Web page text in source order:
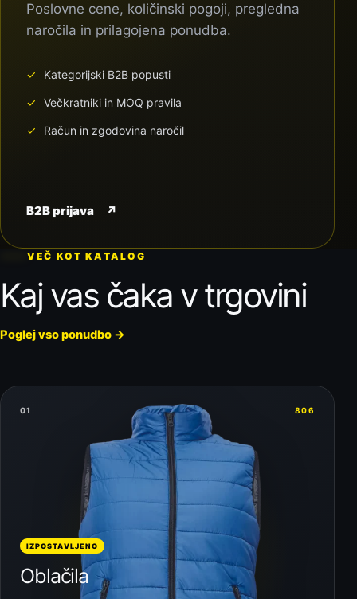
Poslovne cene, količinski pogoji, pregledna
naročila in prilagojena ponudba.
Kategorijski B2B popusti
Večkratniki in MOQ pravila
Račun in zgodovina naročil
B2B prijava ↗
VEČ KOT KATALOG
Kaj vas čaka v trgovini
Poglej vso ponudbo →
01 806
IZPOSTAVLJENO
Oblačila